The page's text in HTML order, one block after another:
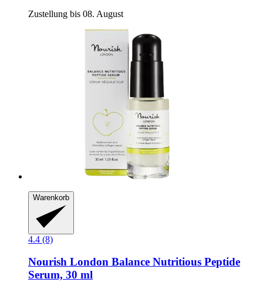
Zustellung bis 08. August
Warenkorb
4.4 (8)
Nourish London Balance Nutritious Peptide
Serum, 30 ml